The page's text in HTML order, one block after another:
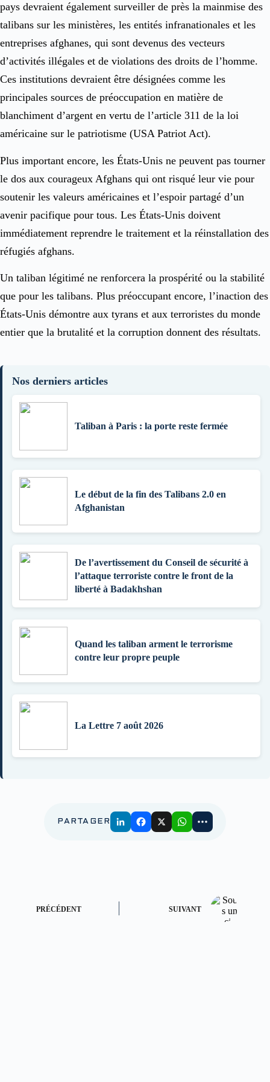
pays devraient également surveiller de près la mainmise des
talibans sur les ministères, les entités infranationales et les
entreprises afghanes, qui sont devenus des vecteurs
d’activités illégales et de violations des droits de l’homme.
Ces institutions devraient être désignées comme les
principales sources de préoccupation en matière de
blanchiment d’argent en vertu de l’article 311 de la loi
américaine sur le patriotisme (USA Patriot Act).
Plus important encore, les États-Unis ne peuvent pas tourner
le dos aux courageux Afghans qui ont risqué leur vie pour
soutenir les valeurs américaines et l’espoir partagé d’un
avenir pacifique pour tous. Les États-Unis doivent
immédiatement reprendre le traitement et la réinstallation des
réfugiés afghans.
Un taliban légitimé ne renforcera la prospérité ou la stabilité
que pour les talibans. Plus préoccupant encore, l’inaction des
États-Unis démontre aux tyrans et aux terroristes du monde
entier que la brutalité et la corruption donnent des résultats.
Nos derniers articles
Taliban à Paris : la porte reste fermée
Le début de la fin des Talibans 2.0 en
Afghanistan
De l’avertissement du Conseil de sécurité à
l’attaque terroriste contre le front de la
liberté à Badakhshan
Quand les taliban arment le terrorisme
contre leur propre peuple
La Lettre 7 août 2026
PARTAGER
PRÉCÉDENT SUIVANT